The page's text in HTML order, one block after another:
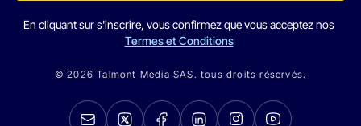
En cliquant sur s'inscrire, vous confirmez que vous acceptez nos
Termes et Conditions
© 2026 Talmont Media SAS. tous droits réservés.